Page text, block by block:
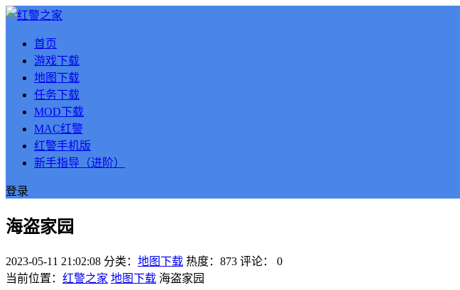
首页
游戏下载
地图下载
任务下载
MOD下载
MAC红警
红警手机版
新手指导（进阶）
登录
海盗家园
2023-05-11 21:02:08 分类： 地图下载 热度：873 评论：
0
当前位置： 红警之家 地图下载 海盗家园